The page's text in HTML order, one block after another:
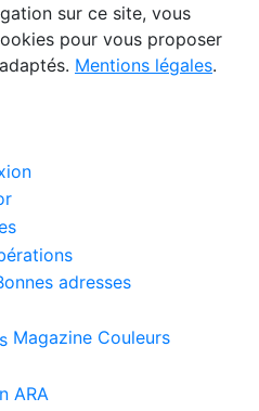
sur ce site, vous
pour vous proposer
Mentions légales.
adresses
Magazine Couleurs
ARA